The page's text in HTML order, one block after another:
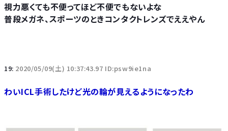
視力悪くても不便ってほど不便でもないよな
普段メガネ、スポーツのときコンタクトレンズでええやん
19: 2020/05/09(土) 10:37:43.97 ID:psw9ie1na
わいICL手術したけど光の輪が見えるようになったわ